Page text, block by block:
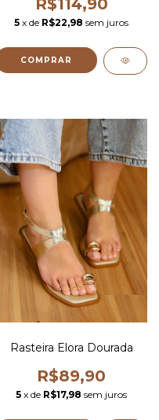
R$114,90
5 x de R$22,98 sem juros
COMPRAR
Rasteira Elora Dourada
R$89,90
5 x de R$17,98 sem juros